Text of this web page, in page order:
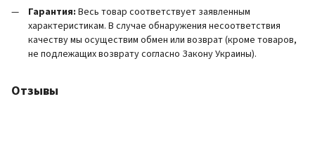
Гарантия: Весь товар соответствует заявленным
характеристикам. В случае обнаружения несоответствия
качеству мы осуществим обмен или возврат (кроме товаров,
не подлежащих возврату согласно Закону Украины).
Отзывы